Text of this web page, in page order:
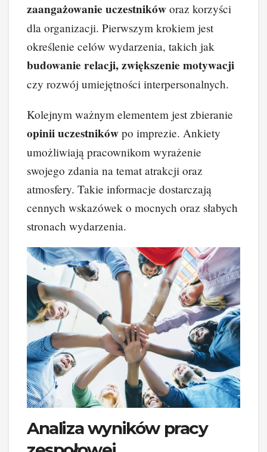
zaangażowanie uczestników oraz korzyści
dla organizacji. Pierwszym krokiem jest
określenie celów wydarzenia, takich jak
budowanie relacji, zwiększenie motywacji
czy rozwój umiejętności interpersonalnych.
Kolejnym ważnym elementem jest zbieranie
opinii uczestników po imprezie. Ankiety
umożliwiają pracownikom wyrażenie
swojego zdania na temat atrakcji oraz
atmosfery. Takie informacje dostarczają
cennych wskazówek o mocnych oraz słabych
stronach wydarzenia.
Analiza wyników pracy